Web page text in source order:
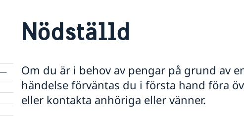
Nödställd
Om du är i behov av pengar på grund av
händelse förväntas du i första hand föra
eller kontakta anhöriga eller vänner.